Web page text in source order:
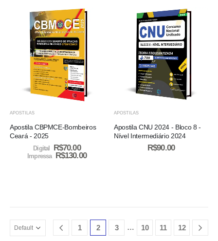
APOSTILAS
Apostila CBPMCE-Bombeiros
Ceará - 2025
Digital R$70.00
Impressa R$130.00
APOSTILAS
Apostila CNU 2024 - Bloco 8 -
Nível Intermediário 2024
R$90.00
1 2 3 … 10 11 12